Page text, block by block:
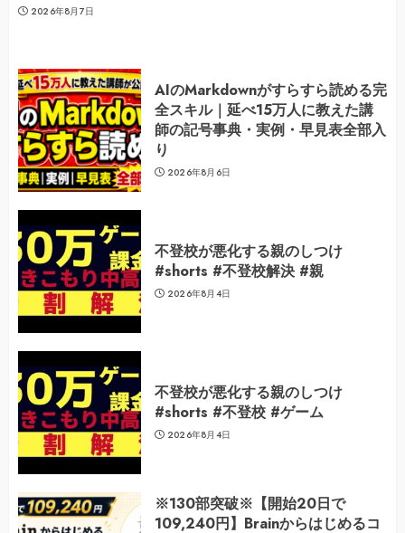
2026年8月7日
AIのMarkdownがすらすら読める完
全スキル｜延べ15万人に教えた講
師の記号事典・実例・早見表全部入
り
2026年8月6日
不登校が悪化する親のしつけ
#shorts #不登校解決 #親
2026年8月4日
不登校が悪化する親のしつけ
#shorts #不登校 #ゲーム
2026年8月4日
※130部突破※【開始20日で
109,240円】Brainからはじめるコ